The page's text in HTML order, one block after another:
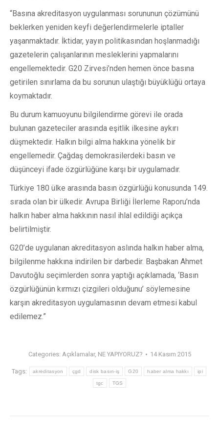
“Basına akreditasyon uygulanması sorununun çözümünü
beklerken yeniden keyfi değerlendirmelerle iptaller
yaşanmaktadır. İktidar, yayın politikasından hoşlanmadığı
gazetelerin çalışanlarının mesleklerini yapmalarını
engellemektedir. G20 Zirvesi’nden hemen önce basına
getirilen sınırlama da bu sorunun ulaştığı büyüklüğü ortaya
koymaktadır.
Bu durum kamuoyunu bilgilendirme görevi ile orada
bulunan gazeteciler arasında eşitlik ilkesine aykırı
düşmektedir. Halkın bilgi alma hakkına yönelik bir
engellemedir. Çağdaş demokrasilerdeki basın ve
düşünceyi ifade özgürlüğüne karşı bir uygulamadır.
Türkiye 180 ülke arasında basın özgürlüğü konusunda 149.
sırada olan bir ülkedir. Avrupa Birliği İlerleme Raporu’nda
halkın haber alma hakkının nasıl ihlal edildiği açıkça
belirtilmiştir.
G20’de uygulanan akreditasyon aslında halkın haber alma,
bilgilenme hakkına indirilen bir darbedir. Başbakan Ahmet
Davutoğlu seçimlerden sonra yaptığı açıklamada, ‘Basın
özgürlüğünün kırmızı çizgileri olduğunu’ söylemesine
karşın akreditasyon uygulamasının devam etmesi kabul
edilemez.”
Categories: Açıklamalar, NE YAPIYORUZ? 14 Kasım 2015
Tags: akreditasyon çgd disk basın-iş G20 haber alma hakkı ipi
tgc TGS